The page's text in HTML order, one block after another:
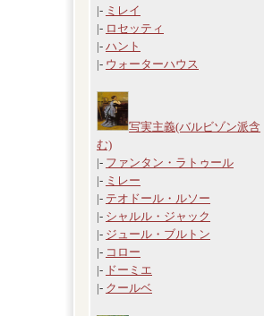
|- ミレイ
|- ロセッティ
|- ハント
|- ウォーターハウス
写実主義(バルビゾン派含
む)
|- ファンタン・ラトゥール
|- ミレー
|- テオドール・ルソー
|- シャルル・ジャック
|- ジュール・ブルトン
|- コロー
|- ドーミエ
|- クールベ